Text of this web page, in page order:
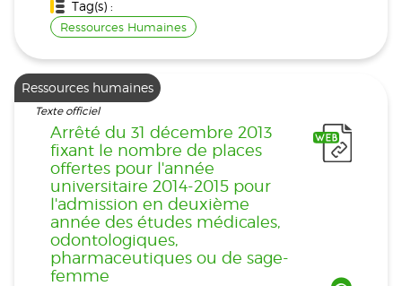
Tag(s) :
Ressources Humaines
Ressources humaines
Texte officiel
Arrêté du 31 décembre 2013
fixant le nombre de places
offertes pour l'année
universitaire 2014-2015 pour
l'admission en deuxième
année des études médicales,
odontologiques,
pharmaceutiques ou de sage-
femme